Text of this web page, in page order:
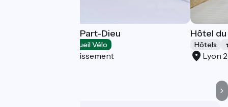
Ibis Budget Lyon Part-Dieu
Accueil Vélo
Lyon 3e Arrondissement
Hôtel
Hôtels
Lyon